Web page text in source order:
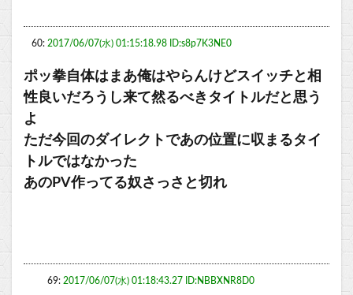
60: 2017/06/07(水) 01:15:18.98 ID:s8p7K3NE0
ポッ拳自体はまあ俺はやらんけどスイッチと相
性良いだろうし来て然るべきタイトルだと思う
よ
ただ今回のダイレクトであの位置に収まるタイ
トルではなかった
あのPV作ってる奴さっさと切れ
69: 2017/06/07(水) 01:18:43.27 ID:NBBXNR8D0